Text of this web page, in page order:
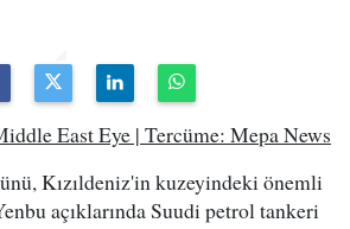
East Eye | Tercüme: Mepa News
Kızıldeniz'in kuzeyindeki önemli
açıklarında Suudi petrol tankeri